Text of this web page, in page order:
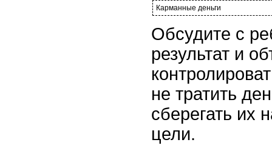
Карманные деньги
Обсудите с
результат и
не тратить
сберегать их
цели.